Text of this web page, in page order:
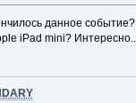
данное
iPad mini?